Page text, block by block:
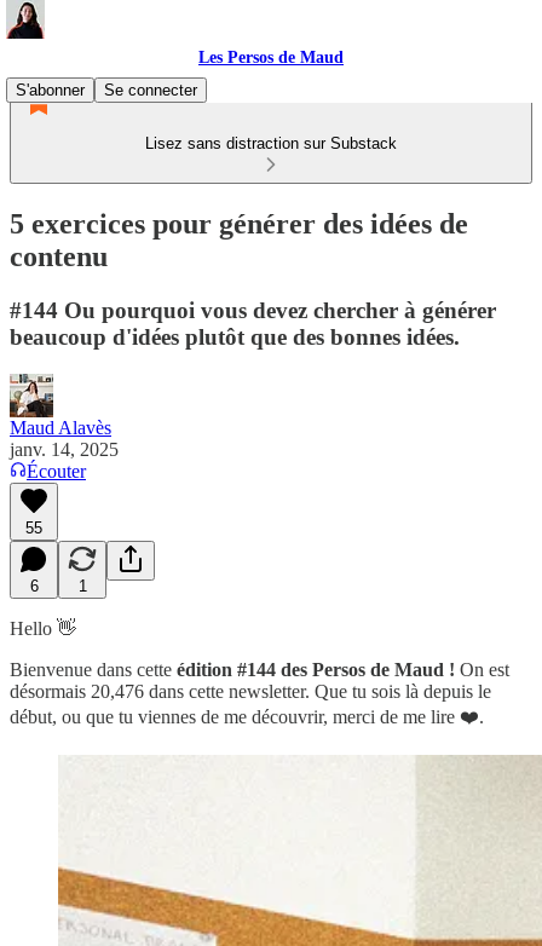
Les Persos de Maud
S'abonner
Se connecter
Lisez sans distraction sur Substack
5 exercices pour générer des idées de
contenu
#144 Ou pourquoi vous devez chercher à générer
beaucoup d'idées plutôt que des bonnes idées.
Maud Alavès
janv. 14, 2025
Écouter
55
6 1
Hello 👋
Bienvenue dans cette édition #144 des Persos de Maud ! On est
désormais 20,476 dans cette newsletter. Que tu sois là depuis le
début, ou que tu viennes de me découvrir, merci de me lire ❤️.